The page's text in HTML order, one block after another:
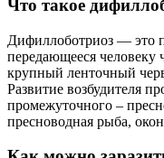
Что такое
Дифиллоботриоз — это
передающееся человеку
крупный ленточный
Развитие возбудителя
промежуточного –
пресноводная рыба,